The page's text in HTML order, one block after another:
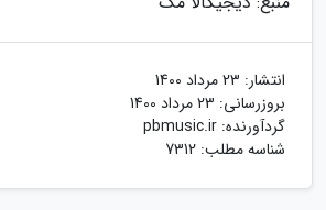
انتشار: 23 مرداد 1400
بروزرسانی: 23 مرداد 1400
گردآورنده: pbmusic.ir
شناسه مطلب: 7312